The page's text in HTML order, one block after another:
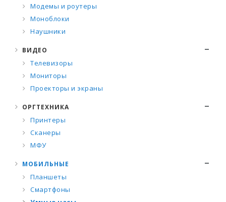
Модемы и роутеры
Моноблоки
Наушники
ВИДЕО
Телевизоры
Мониторы
Проекторы и экраны
ОРГТЕХНИКА
Принтеры
Сканеры
МФУ
МОБИЛЬНЫЕ
Планшеты
Смартфоны